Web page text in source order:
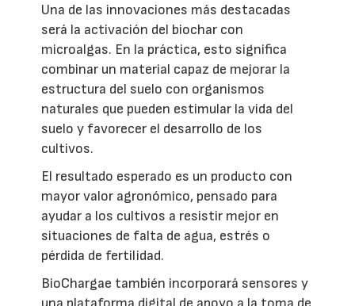
Una de las innovaciones más destacadas
será la activación del biochar con
microalgas. En la práctica, esto significa
combinar un material capaz de mejorar la
estructura del suelo con organismos
naturales que pueden estimular la vida del
suelo y favorecer el desarrollo de los
cultivos.
El resultado esperado es un producto con
mayor valor agronómico, pensado para
ayudar a los cultivos a resistir mejor en
situaciones de falta de agua, estrés o
pérdida de fertilidad.
BioChargae también incorporará sensores y